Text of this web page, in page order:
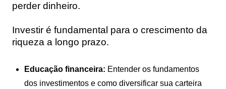
perder dinheiro.
Investir é fundamental para o crescimento da
riqueza a longo prazo.
Educação financeira: Entender os fundamentos
dos investimentos e como diversificar sua carteira